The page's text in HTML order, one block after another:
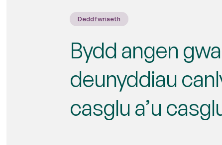
Deddfwriaeth
Bydd angen
deunyddiau
casglu a’u